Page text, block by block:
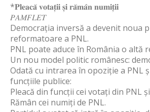
*𝐏𝐥𝐞𝐚𝐜𝐚̆ 𝐯𝐨𝐭𝐚𝐭̦𝐢𝐢 𝐬̦𝐢 𝐫𝐚̆𝐦𝐚̂𝐧 𝐧𝐮𝐦𝐢𝐭̦𝐢𝐢
𝑃𝐴𝑀𝐹𝐿𝐸𝑇
Democrația inversă a devenit noua
reformatoare a PNL.
PNL poate aduce în România o altă
Un nou model politic românesc:
Odată cu intrarea în opoziție a PNL
funcțiile publice:
Pleacă din funcții cei votați din PNL și
Rămân cei numiți de PNL.